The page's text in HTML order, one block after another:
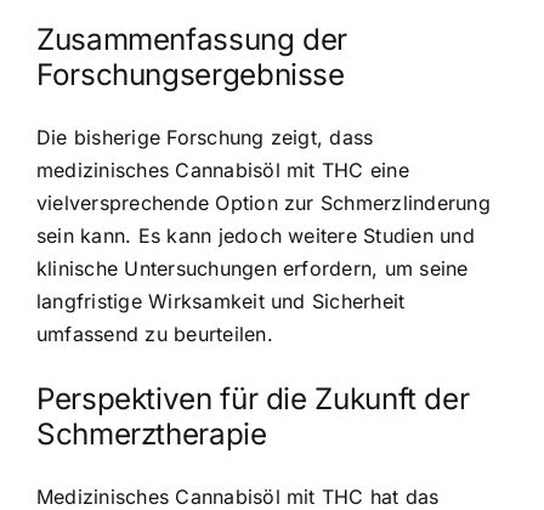
Zusammenfassung der
Forschungsergebnisse
Die bisherige Forschung zeigt, dass
medizinisches Cannabisöl mit THC eine
vielversprechende Option zur Schmerzlinderung
sein kann. Es kann jedoch weitere Studien und
klinische Untersuchungen erfordern, um seine
langfristige Wirksamkeit und Sicherheit
umfassend zu beurteilen.
Perspektiven für die Zukunft der
Schmerztherapie
Medizinisches Cannabisöl mit THC hat das